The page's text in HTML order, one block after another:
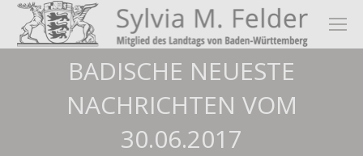
BADISCHE NEUESTE
NACHRICHTEN VOM
30.06.2017